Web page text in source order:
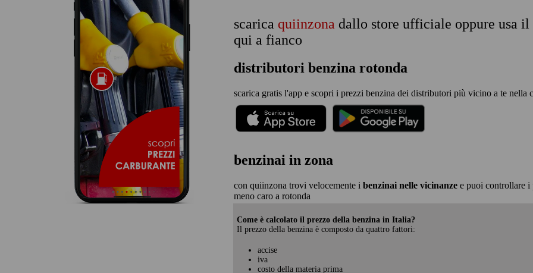
scarica quiinzona dallo store ufficiale oppure usa il
qui a fianco
distributori benzina rotonda
scarica gratis l'app e scopri i prezzi benzina dei distributori più vicino a te nella
benzinai in zona
con quiinzona trovi velocemente i benzinai nelle vicinanze e puoi controllare i
meno caro a rotonda
Come è calcolato il prezzo della benzina in Italia?
Il prezzo della benzina è composto da quattro fattori:
accise
iva
costo della materia prima